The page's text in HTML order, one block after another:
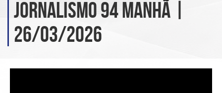
Jornalismo 94 Manhã |
26/03/2026